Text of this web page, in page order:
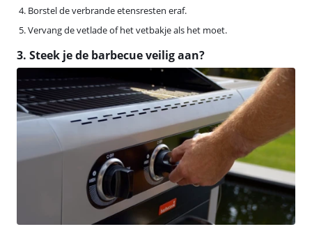
Borstel de verbrande etensresten eraf.
Vervang de vetlade of het vetbakje als het moet.
3. Steek je de barbecue veilig aan?